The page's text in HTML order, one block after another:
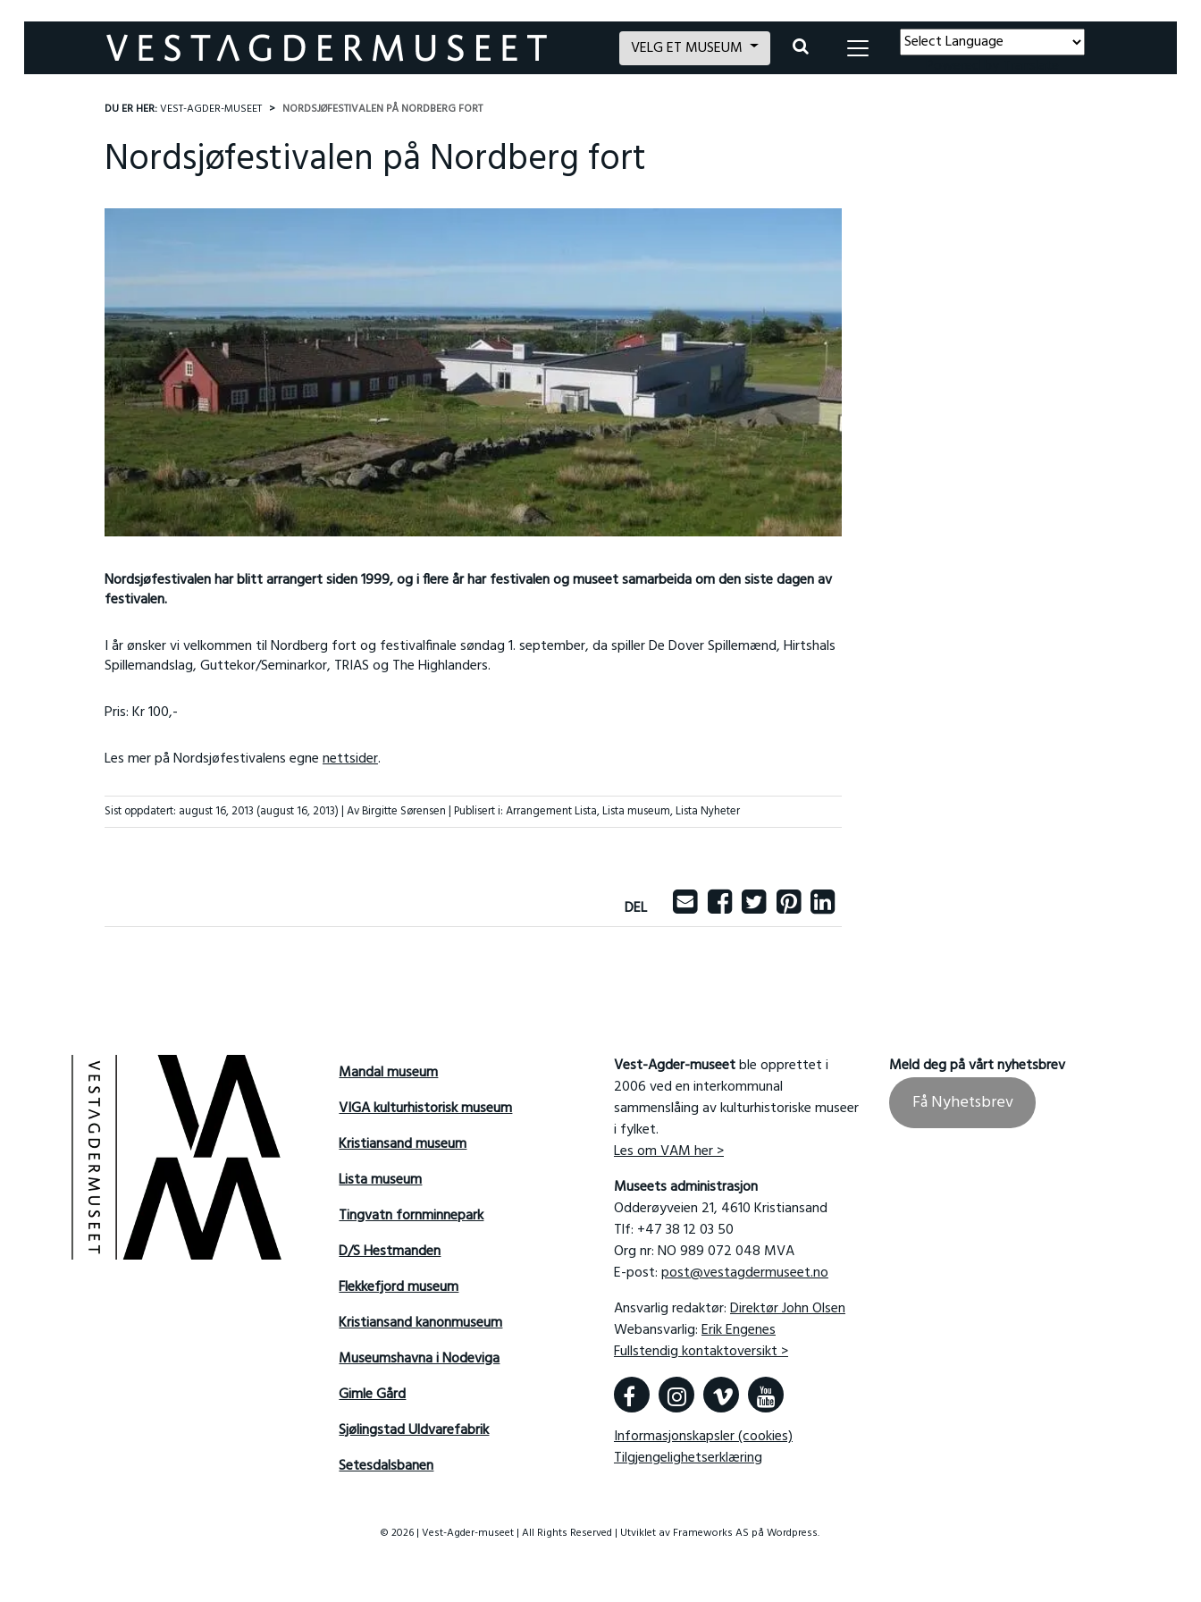
VELG ET MUSEUM
DU ER HER:VEST-AGDER-MUSEET NORDSJØFESTIVALEN PÅ NORDBERG FORT
Nordsjøfestivalen på Nordberg fort
Nordsjøfestivalen har blitt arrangert siden 1999, og i flere år har festivalen og museet samarbeida om den siste dagen av
festivalen.
I år ønsker vi velkommen til Nordberg fort og festivalfinale søndag 1. september, da spiller De Dover Spillemænd, Hirtshals
Spillemandslag, Guttekor/Seminarkor, TRIAS og The Highlanders.
Pris: Kr 100,-
Les mer på Nordsjøfestivalens egnenettsider.
Sist oppdatert: august 16, 2013 (august 16, 2013)| Av Birgitte Sørensen |Publisert i:Arrangement Lista,Lista museum,Lista Nyheter
DEL
Mandal museum
VIGA kulturhistorisk museum
Kristiansand museum
Lista museum
Tingvatn fornminnepark
D/S Hestmanden
Flekkefjord museum
Kristiansand kanonmuseum
Museumshavna i Nodeviga
Gimle Gård
Sjølingstad Uldvarefabrik
Setesdalsbanen
Vest-Agder-museetble opprettet i
2006 ved en interkommunal
sammenslåing av kulturhistoriske museer
i fylket.
Les om VAM her >
Museets administrasjon
Odderøyveien 21, 4610 Kristiansand
Tlf: +47 38 12 03 50
Org nr: NO 989 072 048 MVA
E-post:post@vestagdermuseet.no
Ansvarlig redaktør:Direktør John Olsen
Webansvarlig:Erik Engenes
Fullstendig kontaktoversikt >
Informasjonskapsler (cookies)
Tilgjengelighetserklæring
Meld deg på vårt nyhetsbrev
Få Nyhetsbrev
© 2026 | Vest-Agder-museet | All Rights Reserved | Utviklet av Frameworks AS på Wordpress.